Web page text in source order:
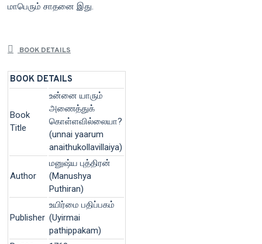
மாபெரும் சாதனை இது.
BOOK DETAILS
BOOK DETAILS
Book
Title
உன்னை யாரும்
அணைத்துக்
கொள்ளவில்லையா?
(unnai yaarum
anaithukollavillaiya)
Author
மனுஷ்ய புத்திரன்
(Manushya
Puthiran)
Publisher
உயிர்மை பதிப்பகம்
(Uyirmai
pathippakam)